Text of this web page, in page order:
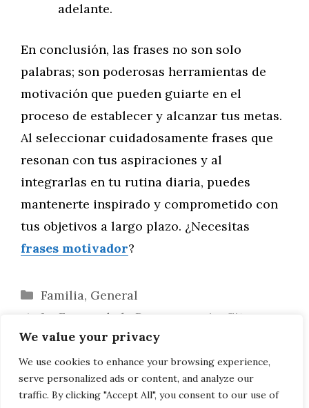
We value your privacy
We use cookies to enhance your browsing experience,
serve personalized ads or content, and analyze our
traffic. By clicking "Accept All", you consent to our use of
adelante.
En conclusión, las frases no son solo
palabras; son poderosas herramientas de
motivación que pueden guiarte en el
proceso de establecer y alcanzar tus metas.
Al seleccionar cuidadosamente frases que
resonan con tus aspiraciones y al
integrarlas en tu rutina diaria, puedes
mantenerte inspirado y comprometido con
tus objetivos a largo plazo. ¿Necesitas
frases motivador?
Categorías
Familia, General
La Fuerza de la Perseverancia: Citas que
Inspiran Determinación y Tenacidad
Citas Inspiradoras para Impulsar el
Desarrollo de Habilidades Personales